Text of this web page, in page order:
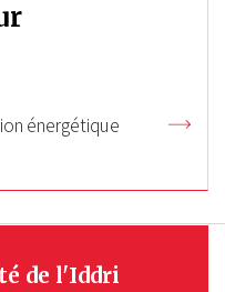
énergétique
de l'Iddri